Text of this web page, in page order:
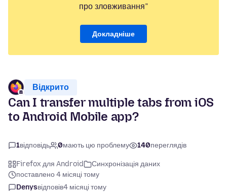
про зловживання”
Докладніше
Відкрито
Can I transfer multiple tabs from iOS
to Android Mobile app?
1відповідь 0мають цю проблему 140переглядів
Firefox для Android
Синхронізація даних
поставлено 4 місяці тому
Denysвідповів4 місяці тому